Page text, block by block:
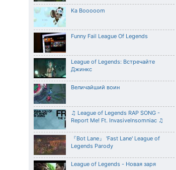
Ka Booooom
Funny Fail League Of Legends
League of Legends: Встречайте
Джинкс
Величайший воин
♫ League of Legends RAP SONG -
Report Me! Ft. InvasiveInsomniac ♫
『Bot Lane』 'Fast Lane' League of
Legends Parody
League of Legends - Новая заря